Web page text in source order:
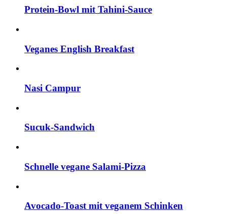
Protein-Bowl mit Tahini-Sauce
Veganes English Breakfast
Nasi Campur
Sucuk-Sandwich
Schnelle vegane Salami-Pizza
Avocado-Toast mit veganem Schinken